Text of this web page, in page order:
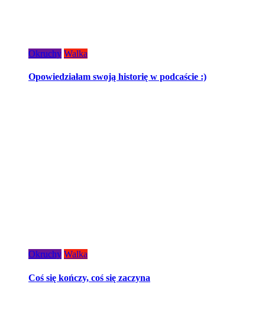
Okruchy Walka
Opowiedziałam swoją historię w podcaście :)
Okruchy Walka
Coś się kończy, coś się zaczyna